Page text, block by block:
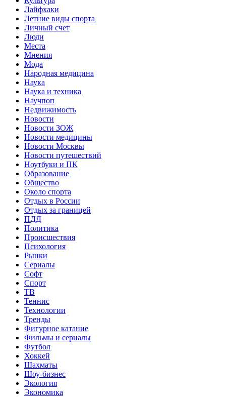
Лайфхаки
Летние виды спорта
Личный счет
Люди
Места
Мнения
Мода
Народная медицина
Наука
Наука и техника
Научпоп
Недвижимость
Новости
Новости ЗОЖ
Новости медицины
Новости Москвы
Новости путешествий
Ноутбуки и ПК
Образование
Общество
Около спорта
Отдых в России
Отдых за границей
ПДД
Политика
Происшествия
Психология
Рынки
Сериалы
Софт
Спорт
ТВ
Теннис
Технологии
Тренды
Фигурное катание
Фильмы и сериалы
Футбол
Хоккей
Шахматы
Шоу-бизнес
Экология
Экономика